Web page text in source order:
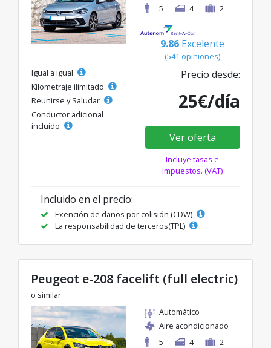
5
4 2
9.86 Excelente
(541 opiniones)
Igual a igual
Kilometraje ilimitado
Reunirse y Saludar
Conductor adicional
incluido
Precio desde:
25€/día
Ver oferta
Incluye tasas e
impuestos. (VAT)
Incluido en el precio:
Exención de daños por colisión (CDW)
La responsabilidad de terceros(TPL)
Peugeot e-208 facelift (full electric)
o similar
Automático
Aire acondicionado
5
4 2